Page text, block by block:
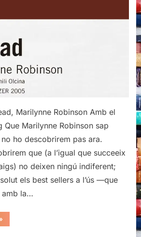
Marilynne Robinson Amb el
Que Marilynne Robinson sap
no ho descobrirem pas ara.
que (a l’igual que succeeix
no deixen ningú indiferent;
els best sellers a l’ús —que
amb la…